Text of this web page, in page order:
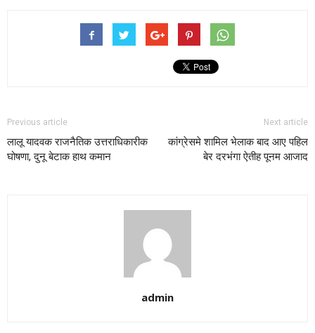
Previous article
लालू यादवक राजनैतिक उत्तराधिकारीक
घोषणा, दुनू बेटाक हाथ कमान
Next article
कांग्रेसमे शामिल भेलाक बाद आए पहिल
बेर दरभंगा ऐतीह पूनम आजाद
admin